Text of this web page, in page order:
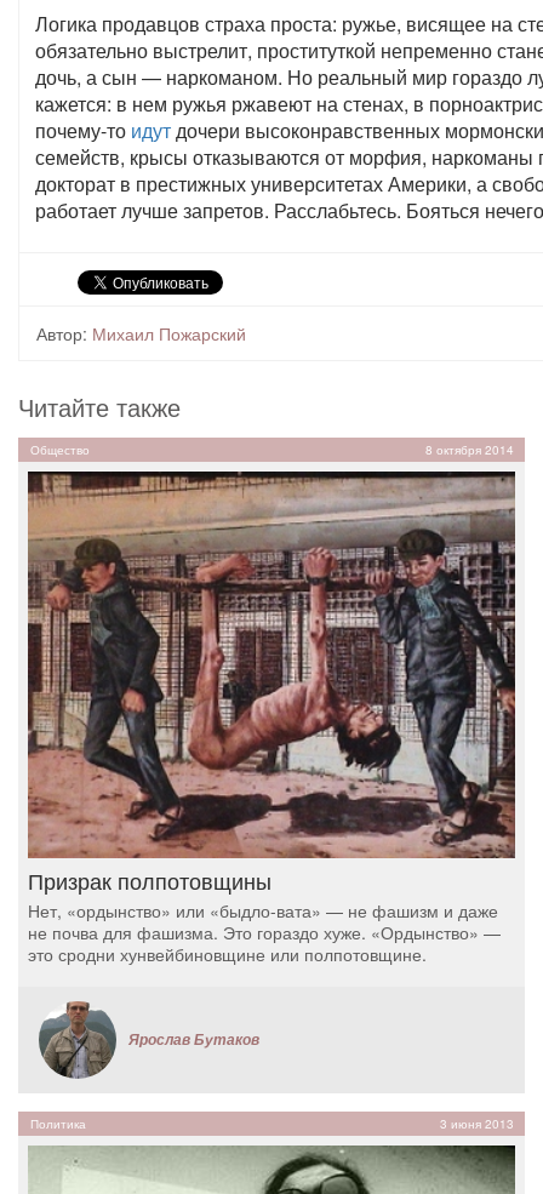
Логика продавцов страха проста: ружье, висящее на
обязательно выстрелит, проституткой непременно
дочь, а сын — наркоманом. Но реальный мир гораздо
кажется: в нем ружья ржавеют на стенах, в
почему-то идутдочери высоконравственных
семейств, крысы отказываются от морфия, наркоманы
докторат в престижных университетах Америки, а
работает лучше запретов. Расслабьтесь. Бояться
Автор: Михаил Пожарский
Читайте также
Общество 8 октября 2014
Призрак полпотовщины
Нет, «ордынство» или «быдло-вата» — не фашизм и даже
не почва для фашизма. Это гораздо хуже. «Ордынство» —
это сродни хунвейбиновщине или полпотовщине.
Ярослав Бутаков
Политика 3 июня 2013